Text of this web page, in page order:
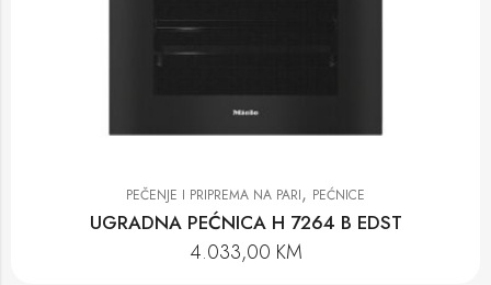
PEČENJE I PRIPREMA NA PARI, PEĆNICE
UGRADNA PEĆNICA H 7264 B EDST
4.033,00 KM